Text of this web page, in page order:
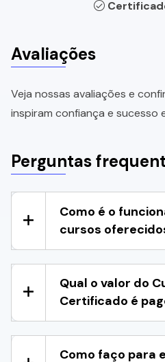
Avaliações
Veja nossas avaliações e
inspiram confiança e sucesso
Perguntas
Como é o
cursos
Qual o valor do
Certificado é
Como faço para